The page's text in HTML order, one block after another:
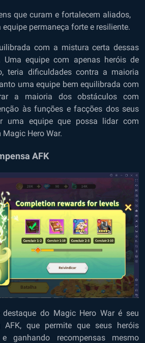
que curam e fortalecem aliados,
permaneça forte e resiliente.
com a mistura certa dessas
Uma equipe com apenas heróis de
teria dificuldades contra a maioria
uma equipe bem equilibrada com
a maioria dos obstáculos com
às funções e facções dos seus
uma equipe que possa lidar com
Hero War.
AFK
do Magic Hero War é seu
AFK, que permite que seus heróis
ganhando recompensas mesmo